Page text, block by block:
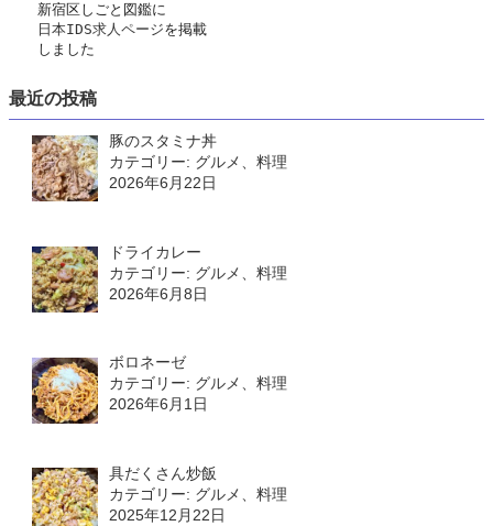
新宿区しごと図鑑に
日本IDS求人ページを掲載
しました
最近の投稿
豚のスタミナ丼
カテゴリー: グルメ、料理
2026年6月22日
ドライカレー
カテゴリー: グルメ、料理
2026年6月8日
ボロネーゼ
カテゴリー: グルメ、料理
2026年6月1日
具だくさん炒飯
カテゴリー: グルメ、料理
2025年12月22日